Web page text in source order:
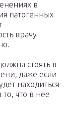
в
патогенных
врачу
стоять в
даже если
находиться
что в нее